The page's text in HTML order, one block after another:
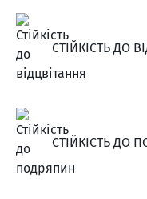
СТІЙКІСТЬ ДО
СТІЙКІСТЬ ДО